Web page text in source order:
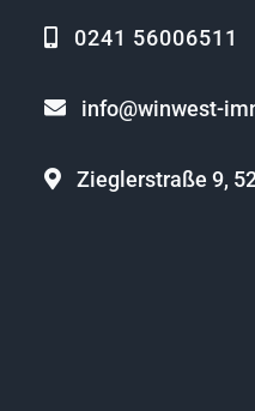
0241 56006511
info@winwest-
Zieglerstraße 9,